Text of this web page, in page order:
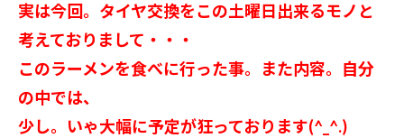
実は今回。タイヤ交換をこの土曜日出来るモノと
考えておりまして・・・
このラーメンを食べに行った事。また内容。自分
の中では、
少し。いゃ大幅に予定が狂っております(^_^.)